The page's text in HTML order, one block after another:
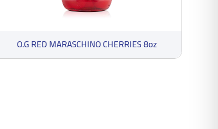
O.G RED MARASCHINO CHERRIES 8oz